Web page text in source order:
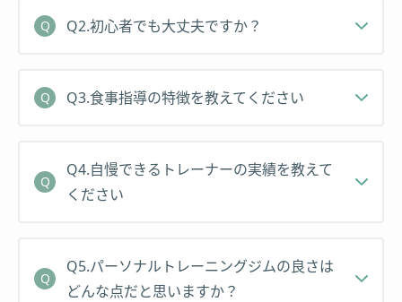
北越高校 ソフトテニス部メンタルマネージメント
NSCA–CPT
ダイエット検定１級/2級
中学校・高等学校教諭 一種免許状（保健体育）
NSCA–CPT
Q2.初心者でも大丈夫ですか？
Q3.食事指導の特徴を教えてください
Q4.自慢できるトレーナーの実績を教えて
ください
Q5.パーソナルトレーニングジムの良さは
どんな点だと思いますか？